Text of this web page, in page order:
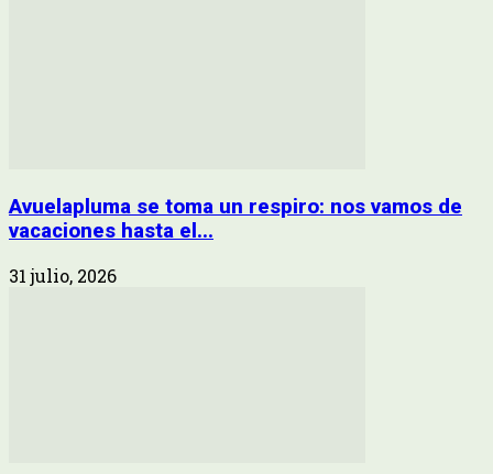
Avuelapluma se toma un respiro: nos vamos de
vacaciones hasta el...
31 julio, 2026